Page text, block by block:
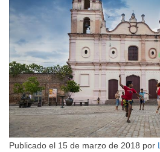
Publicado el 15 de marzo de 2018 por